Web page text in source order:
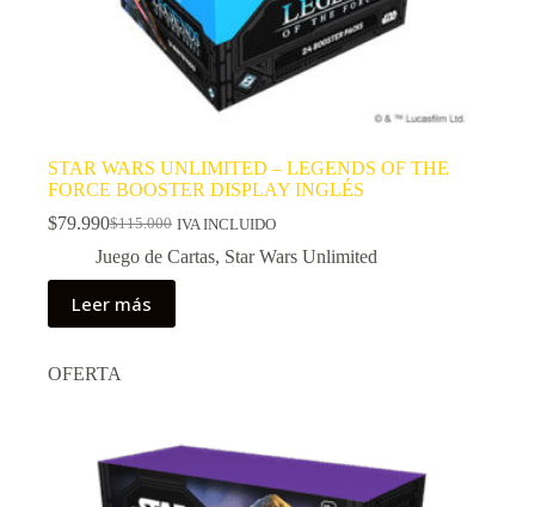
STAR WARS UNLIMITED – LEGENDS OF THE
FORCE BOOSTER DISPLAY INGLÉS
$115.000
El
precio
original
era:
$79.990El
precio
actual
es:
IVA INCLUIDO
Juego de Cartas, Star Wars Unlimited
Leer más
OFERTA